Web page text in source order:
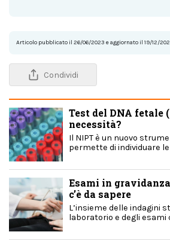
Articolo pubblicato il 26/06/2023 e aggiornato il 19/12/
Condividi
Test del DNA fetale
necessità?
Il NIPT è un nuovo
permette di individuare le
Esami in
c’è da sapere
L’insieme delle indagini
laboratorio e degli esami